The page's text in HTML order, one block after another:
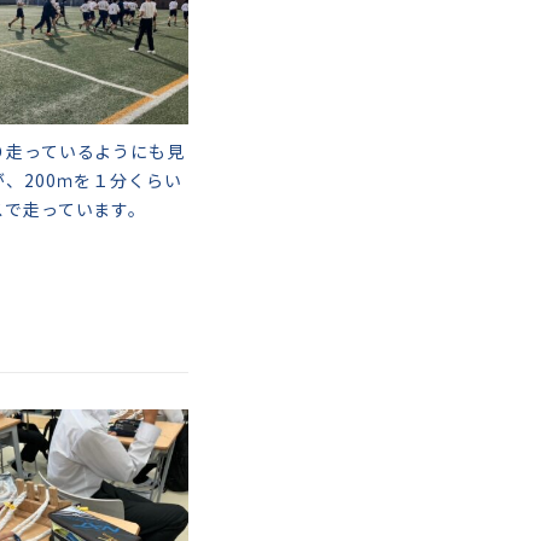
走っているようにも見
、200ｍを１分くらい
走っています。